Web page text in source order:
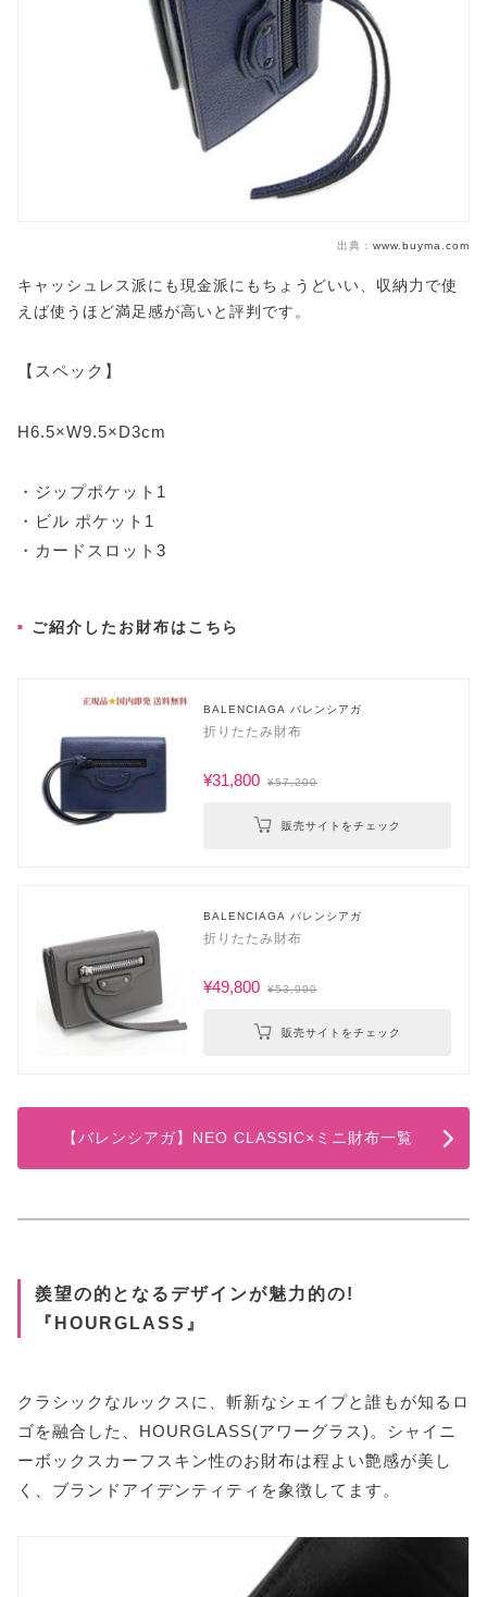
出典： www.buyma.com
キャッシュレス派にも現金派にもちょうどいい、収納力で使
えば使うほど満足感が高いと評判です。
【スペック】
H6.5×W9.5×D3cm
・ジップポケット1
・ビル ポケット1
・カードスロット3
ご紹介したお財布はこちら
BALENCIAGA バレンシアガ
折りたたみ財布
¥31,800 ¥57,200
販売サイトをチェック
BALENCIAGA バレンシアガ
折りたたみ財布
¥49,800 ¥53,900
販売サイトをチェック
【バレンシアガ】NEO CLASSIC×ミニ財布一覧
羨望の的となるデザインが魅力的の!
『HOURGLASS』
クラシックなルックスに、斬新なシェイプと誰もが知るロ
ゴを融合した、HOURGLASS(アワーグラス)。シャイニ
ーボックスカーフスキン性のお財布は程よい艶感が美し
く、ブランドアイデンティティを象徴してます。